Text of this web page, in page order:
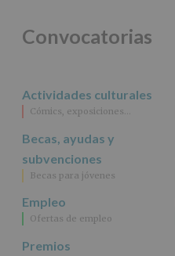
Convocatorias
Actividades culturales
Cómics, exposiciones…
Becas, ayudas y
subvenciones
Becas para jóvenes
Empleo
Ofertas de empleo
Premios